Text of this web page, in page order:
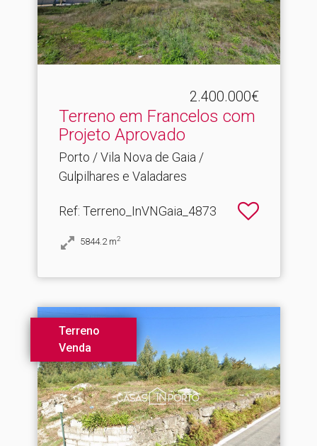
2.400.000€
Terreno em Francelos com
Projeto Aprovado
Porto / Vila Nova de Gaia /
Gulpilhares e Valadares
Ref: Terreno_InVNGaia_4873
5844.2 m2
Terreno
Venda